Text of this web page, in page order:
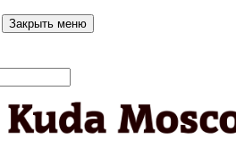
Закрыть меню